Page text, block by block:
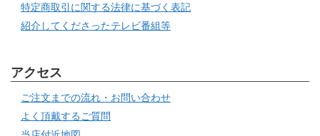
特定商取引に関する法律に基づく表記
紹介してくださったテレビ番組等
アクセス
ご注文までの流れ・お問い合わせ
よく頂戴するご質問